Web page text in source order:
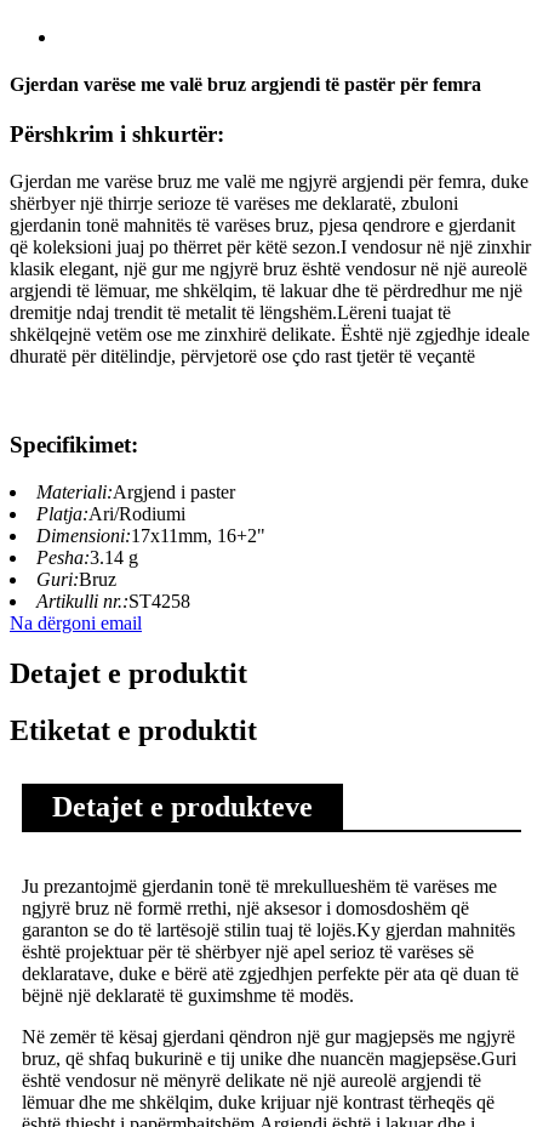
Gjerdan varëse me valë bruz argjendi të pastër për femra
Përshkrim i shkurtër:
Gjerdan me varëse bruz me valë me ngjyrë argjendi për femra, duke
shërbyer një thirrje serioze të varëses me deklaratë, zbuloni
gjerdanin tonë mahnitës të varëses bruz, pjesa qendrore e gjerdanit
që koleksioni juaj po thërret për këtë sezon.I vendosur në një zinxhir
klasik elegant, një gur me ngjyrë bruz është vendosur në një aureolë
argjendi të lëmuar, me shkëlqim, të lakuar dhe të përdredhur me një
dremitje ndaj trendit të metalit të lëngshëm.Lëreni tuajat të
shkëlqejnë vetëm ose me zinxhirë delikate. Është një zgjedhje ideale
dhuratë për ditëlindje, përvjetorë ose çdo rast tjetër të veçantë
Specifikimet:
Materiali:Argjend i paster
Platja:Ari/Rodiumi
Dimensioni:17x11mm, 16+2"
Pesha:3.14 g
Guri:Bruz
Artikulli nr.:ST4258
Na dërgoni email
Detajet e produktit
Etiketat e produktit
Detajet e produkteve
Ju prezantojmë gjerdanin tonë të mrekullueshëm të varëses me
ngjyrë bruz në formë rrethi, një aksesor i domosdoshëm që
garanton se do të lartësojë stilin tuaj të lojës.Ky gjerdan mahnitës
është projektuar për të shërbyer një apel serioz të varëses së
deklaratave, duke e bërë atë zgjedhjen perfekte për ata që duan të
bëjnë një deklaratë të guximshme të modës.
Në zemër të kësaj gjerdani qëndron një gur magjepsës me ngjyrë
bruz, që shfaq bukurinë e tij unike dhe nuancën magjepsëse.Guri
është vendosur në mënyrë delikate në një aureolë argjendi të
lëmuar dhe me shkëlqim, duke krijuar një kontrast tërheqës që